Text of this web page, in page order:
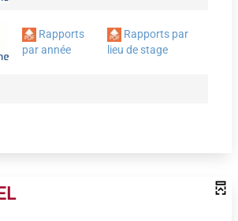
Rapports
par année
Rapports par
lieu de stage